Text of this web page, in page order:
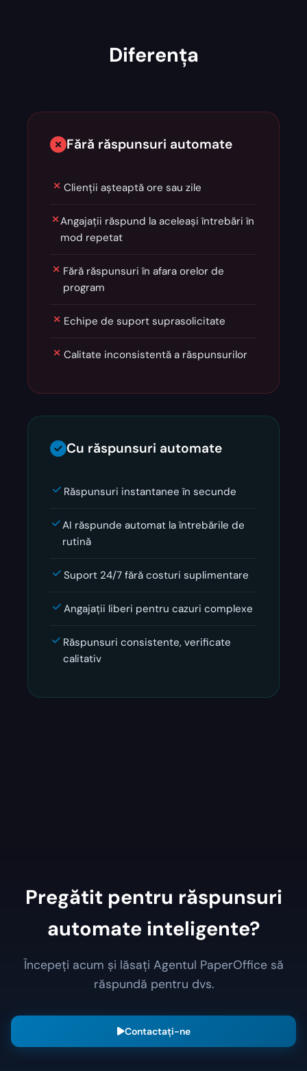
Diferența
Fără răspunsuri automate
Clienții așteaptă ore sau zile
Angajații răspund la aceleași întrebări în
mod repetat
Fără răspunsuri în afara orelor de
program
Echipe de suport suprasolicitate
Calitate inconsistentă a răspunsurilor
Cu răspunsuri automate
Răspunsuri instantanee în secunde
AI răspunde automat la întrebările de
rutină
Suport 24/7 fără costuri suplimentare
Angajații liberi pentru cazuri complexe
Răspunsuri consistente, verificate
calitativ
Pregătit pentru răspunsuri
automate inteligente?
Începeți acum și lăsați Agentul PaperOffice să
răspundă pentru dvs.
Contactați-ne